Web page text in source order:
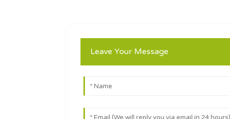
Leave Your Message